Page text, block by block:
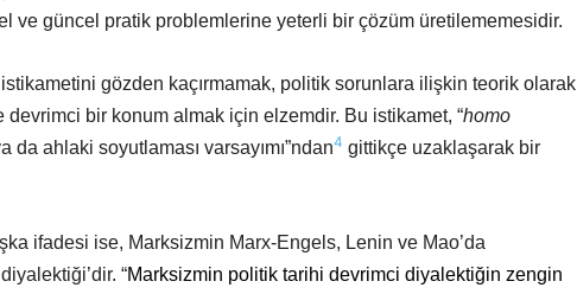
ve güncel pratik problemlerine yeterli bir çözüm üretilememesidir.
gözden kaçırmamak, politik sorunlara ilişkin teorik olarak
devrimci bir konum almak için elzemdir. Bu istikamet, “homo
da ahlaki soyutlaması varsayımı”ndan4 gittikçe uzaklaşarak bir
ifadesi ise, Marksizmin Marx-Engels, Lenin ve Mao’da
“Marksizmin politik tarihi devrimci diyalektiğin zengin